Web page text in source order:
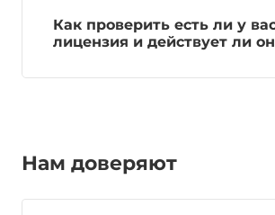
Как проверить есть ли у
лицензия и действует ли
Нам доверяют